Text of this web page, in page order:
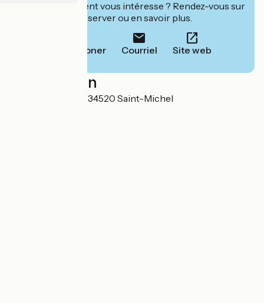
Cet établissement vous intéresse ? Rendez-vous sur
leur site pour réserver ou en savoir plus.
Téléphoner Courriel Site web
Localisation
26 Rue Principale 34520 Saint-Michel